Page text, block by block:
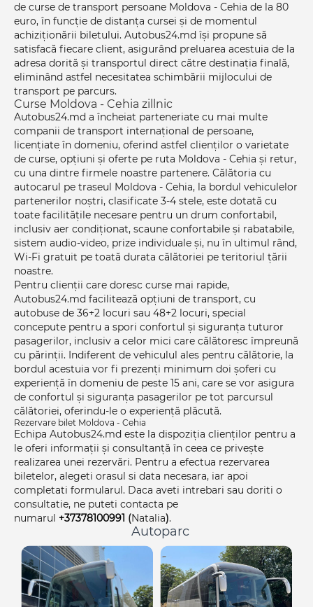
de curse de transport persoane Moldova - Cehia de la 80
euro, în funcție de distanța cursei și de momentul
achiziționării biletului. Autobus24.md își propune să
satisfacă fiecare client, asigurând preluarea acestuia de la
adresa dorită și transportul direct către destinația finală,
eliminând astfel necesitatea schimbării mijlocului de
transport pe parcurs.
Curse Moldova - Cehia zillnic
Autobus24.md a încheiat parteneriate cu mai multe
companii de transport internațional de persoane,
licențiate în domeniu, oferind astfel clienților o varietate
de curse, opțiuni și oferte pe ruta Moldova - Cehia și retur,
cu una dintre firmele noastre partenere. Călătoria cu
autocarul pe traseul Moldova - Cehia, la bordul vehiculelor
partenerilor noștri, clasificate 3-4 stele, este dotată cu
toate facilitățile necesare pentru un drum confortabil,
inclusiv aer condiționat, scaune confortabile și rabatabile,
sistem audio-video, prize individuale și, nu în ultimul rând,
Wi-Fi gratuit pe toată durata călătoriei pe teritoriul țării
noastre.
Pentru clienții care doresc curse mai rapide,
Autobus24.md facilitează opțiuni de transport, cu
autobuse de 36+2 locuri sau 48+2 locuri, special
concepute pentru a spori confortul și siguranța tuturor
pasagerilor, inclusiv a celor mici care călătoresc împreună
cu părinții. Indiferent de vehiculul ales pentru călătorie, la
bordul acestuia vor fi prezenți minimum doi șoferi cu
experiență în domeniu de peste 15 ani, care se vor asigura
de confortul și siguranța pasagerilor pe tot parcursul
călătoriei, oferindu-le o experiență plăcută.
Rezervare bilet Moldova - Cehia
Echipa Autobus24.md este la dispoziția clienților pentru a
le oferi informații și consultanță în ceea ce privește
realizarea unei rezervări. Pentru a efectua rezervarea
biletelor, alegeti orasul si data necesara, iar apoi
completati formularul. Daca aveti intrebari sau doriti o
consultatie, ne puteti contacta pe
numarul +37378100991 (Natalia).
Autoparc